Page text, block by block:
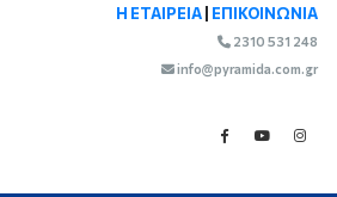
Η ΕΤΑΙΡΕΙΑ ΕΠΙΚΟΙΝΩΝΙΑ
2310 531 248
info@pyramida.com.gr